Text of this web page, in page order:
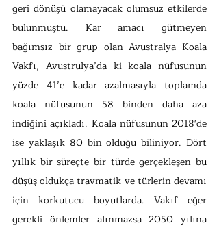
geri dönüşü olamayacak olumsuz etkilerde
bulunmuştu. Kar amacı gütmeyen
bağımsız bir grup olan Avustralya Koala
Vakfı, Avustrulya’da ki koala nüfusunun
yüzde 41’e kadar azalmasıyla toplamda
koala nüfusunun 58 binden daha aza
indiğini açıkladı. Koala nüfusunun 2018'de
ise yaklaşık 80 bin olduğu biliniyor. Dört
yıllık bir süreçte bir türde gerçekleşen bu
düşüş oldukça travmatik ve türlerin devamı
için korkutucu boyutlarda. Vakıf eğer
gerekli önlemler alınmazsa 2050 yılına